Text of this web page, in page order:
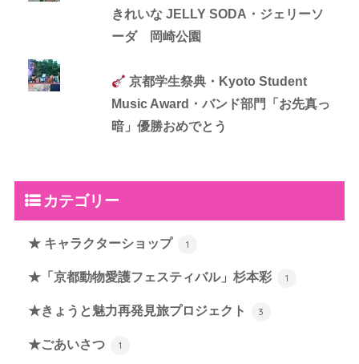
きれいな JELLY SODA・ジェリーソ
ーダ 岡崎公園
京都学生祭典・Kyoto Student
Music Award・バンド部門「お先真っ
暗」優勝おめでとう
カテゴリー
★ キャラクターショップ 1
★「京都動物愛護フェスティバル」杉本彩 1
★きょうと魅力再発見旅プロジェクト 3
★ごあいさつ 1